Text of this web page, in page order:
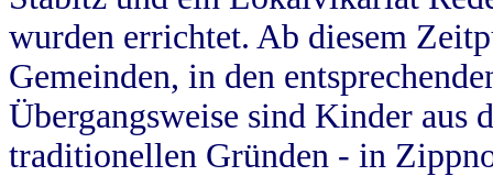
wurden errichtet. Ab diesem
Gemeinden, in den
Übergangsweise sind Kinder aus
traditionellen Gründen - in